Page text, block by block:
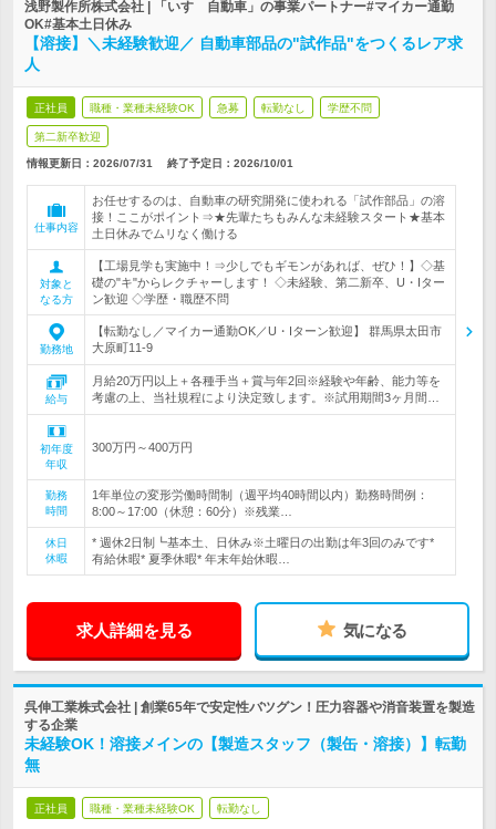
浅野製作所株式会社 | 「いすゞ自動車」の事業パートナー#マイカー通勤
OK#基本土日休み
【溶接】＼未経験歓迎／ 自動車部品の"試作品"をつくるレア求
人
正社員 職種・業種未経験OK 急募 転勤なし 学歴不問
第二新卒歓迎
情報更新日：2026/07/31 終了予定日： 2026/10/01
仕事内容
お任せするのは、自動車の研究開発に使われる「試作部品」の溶
接！ここがポイント⇒★先輩たちもみんな未経験スタート★基本
土日休みでムリなく働ける
対象と
なる方
【工場見学も実施中！⇒少しでもギモンがあれば、ぜひ！】◇基
礎の"キ"からレクチャーします！ ◇未経験、第二新卒、U・Iター
ン歓迎 ◇学歴・職歴不問
勤務地
【転勤なし／マイカー通勤OK／U・Iターン歓迎】 群馬県太田市
大原町11-9
給与
月給20万円以上＋各種手当＋賞与年2回※経験や年齢、能力等を
考慮の上、当社規程により決定致します。※試用期間3ヶ月間…
初年度
年収
300万円～400万円
勤務
時間
1年単位の変形労働時間制（週平均40時間以内）勤務時間例：
8:00～17:00（休憩：60分）※残業…
休日
休暇
* 週休2日制┗基本土、日休み※土曜日の出勤は年3回のみです*
有給休暇* 夏季休暇* 年末年始休暇…
求人詳細を見る 気になる
呉伸工業株式会社 | 創業65年で安定性バツグン！圧力容器や消音装置を製造
する企業
未経験OK！溶接メインの【製造スタッフ（製缶・溶接）】転勤
無
正社員 職種・業種未経験OK 転勤なし